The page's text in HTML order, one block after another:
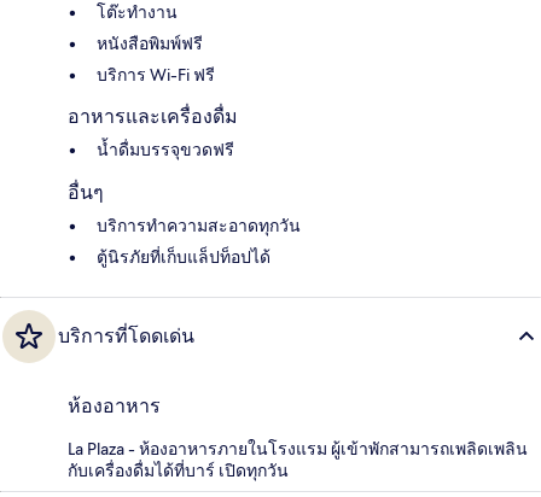
โต๊ะทำงาน
หนังสือพิมพ์ฟรี
บริการ Wi-Fi ฟรี
อาหารและเครื่องดื่ม
น้ำดื่มบรรจุขวดฟรี
อื่นๆ
บริการทำความสะอาดทุกวัน
ตู้นิรภัยที่เก็บแล็ปท็อปได้
บริการที่โดดเด่น
ห้องอาหาร
La Plaza - ห้องอาหารภายในโรงแรม ผู้เข้าพักสามารถเพลิดเพลิน
กับเครื่องดื่มได้ที่บาร์ เปิดทุกวัน